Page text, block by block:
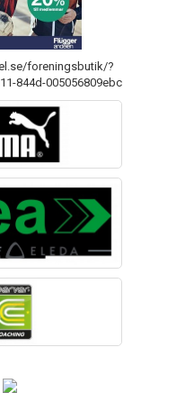
foreningsbutik/?
844d-005056809ebc